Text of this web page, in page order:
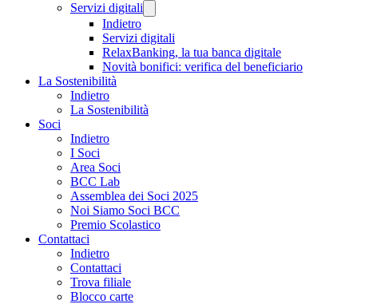
Servizi digitali
Indietro
Servizi digitali
RelaxBanking, la tua banca digitale
Novità bonifici: verifica del beneficiario
La Sostenibilità
Indietro
La Sostenibilità
Soci
Indietro
I Soci
Area Soci
BCC Lab
Assemblea dei Soci 2025
Noi Siamo Soci BCC
Premio Scolastico
Contattaci
Indietro
Contattaci
Trova filiale
Blocco carte